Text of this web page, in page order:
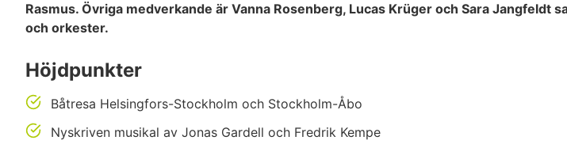
Rasmus. Övriga medverkande är Vanna Rosenberg, Lucas Krüger och Sara Jangfeldt
och orkester.
Höjdpunkter
Båtresa Helsingfors-Stockholm och Stockholm-Åbo
Nyskriven musikal av Jonas Gardell och Fredrik Kempe